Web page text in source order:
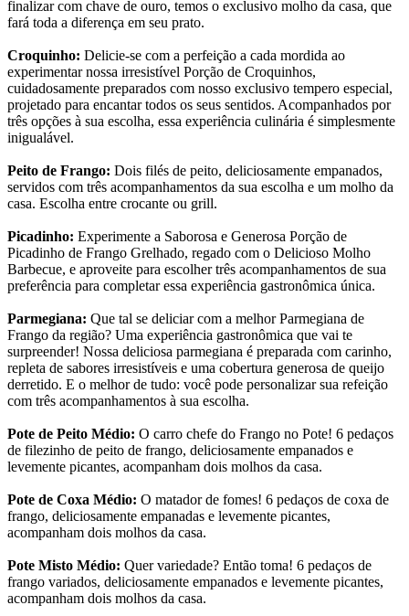
finalizar com chave de ouro, temos o exclusivo molho da casa, que
fará toda a diferença em seu prato.
Croquinho: Delicie-se com a perfeição a cada mordida ao
experimentar nossa irresistível Porção de Croquinhos,
cuidadosamente preparados com nosso exclusivo tempero especial,
projetado para encantar todos os seus sentidos. Acompanhados por
três opções à sua escolha, essa experiência culinária é simplesmente
inigualável.
Peito de Frango: Dois filés de peito, deliciosamente empanados,
servidos com três acompanhamentos da sua escolha e um molho da
casa. Escolha entre crocante ou grill.
Picadinho: Experimente a Saborosa e Generosa Porção de
Picadinho de Frango Grelhado, regado com o Delicioso Molho
Barbecue, e aproveite para escolher três acompanhamentos de sua
preferência para completar essa experiência gastronômica única.
Parmegiana: Que tal se deliciar com a melhor Parmegiana de
Frango da região? Uma experiência gastronômica que vai te
surpreender! Nossa deliciosa parmegiana é preparada com carinho,
repleta de sabores irresistíveis e uma cobertura generosa de queijo
derretido. E o melhor de tudo: você pode personalizar sua refeição
com três acompanhamentos à sua escolha.
Pote de Peito Médio: O carro chefe do Frango no Pote! 6 pedaços
de filezinho de peito de frango, deliciosamente empanados e
levemente picantes, acompanham dois molhos da casa.
Pote de Coxa Médio: O matador de fomes! 6 pedaços de coxa de
frango, deliciosamente empanadas e levemente picantes,
acompanham dois molhos da casa.
Pote Misto Médio: Quer variedade? Então toma! 6 pedaços de
frango variados, deliciosamente empanados e levemente picantes,
acompanham dois molhos da casa.